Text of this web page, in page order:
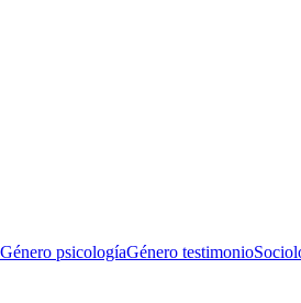
Género psicologíaGénero testimonio